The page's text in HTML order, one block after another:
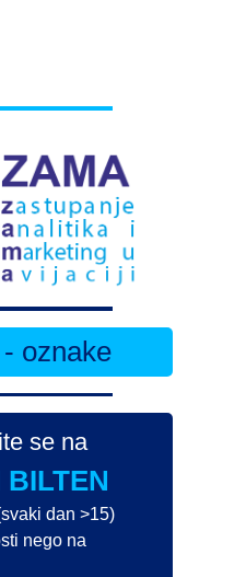
oznake
se na
BILTEN
dan >15)
nego na